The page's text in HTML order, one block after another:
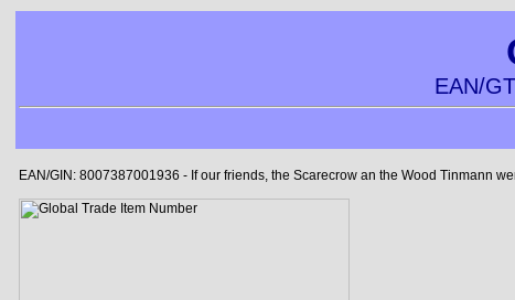
EAN/
EAN/GIN: 8007387001936 - If our friends, the Scarecrow an the Wood Tinmann